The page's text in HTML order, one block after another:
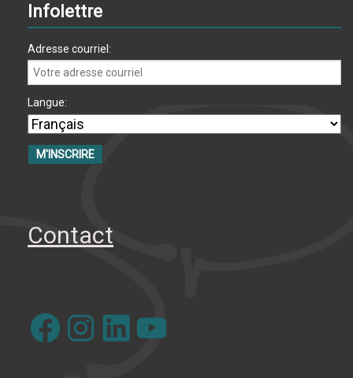
Infolettre
Adresse courriel:
Langue:
Contact
FacebookInstagram YouTube